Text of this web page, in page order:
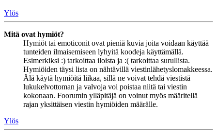
Ylös
Mitä ovat hymiöt?
Hymiöt tai emoticonit ovat pieniä kuvia joita voidaan käyttää
tunteiden ilmaisemiseen lyhyitä koodeja käyttämällä.
Esimerkiksi :) tarkoittaa iloista ja :( tarkoittaa surullista.
Hymiöiden täysi lista on nähtävillä viestinlähetyslomakkeessa.
Älä käytä hymiöitä liikaa, sillä ne voivat tehdä viestistä
lukukelvottoman ja valvoja voi poistaa niitä tai viestin
kokonaan. Foorumin ylläpitäjä on voinut myös määritellä
rajan yksittäisen viestin hymiöiden määrälle.
Ylös